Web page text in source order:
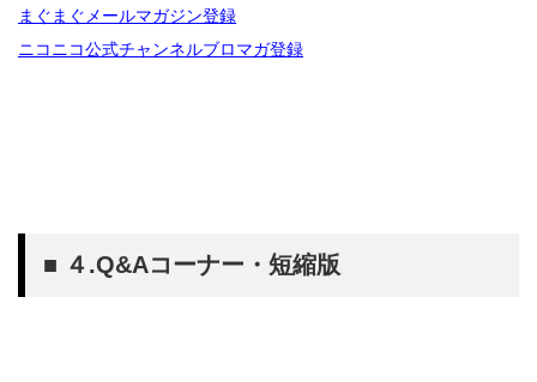
まぐまぐメールマガジン登録
ニコニコ公式チャンネルブロマガ登録
■ ４.Q&Aコーナー・短縮版